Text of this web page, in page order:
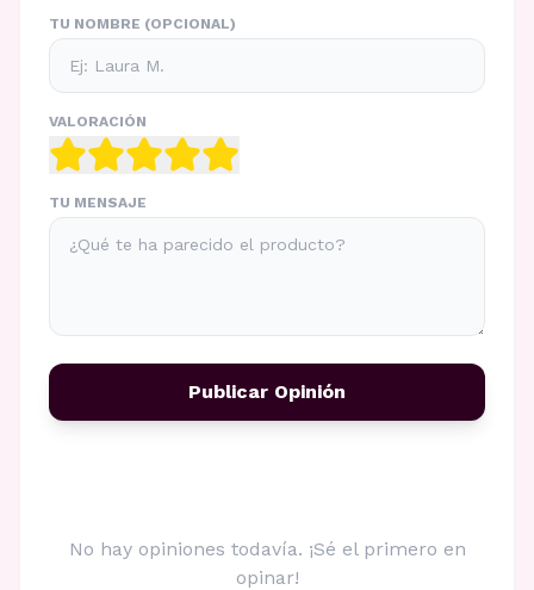
TU NOMBRE (OPCIONAL)
VALORACIÓN
TU MENSAJE
Publicar Opinión
No hay opiniones todavía. ¡Sé el primero en
opinar!